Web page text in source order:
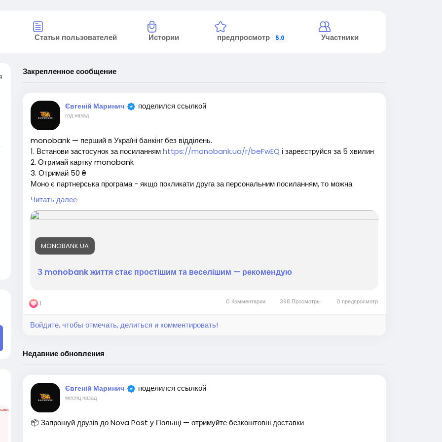
Статьи пользователей Истории предпросмотр 5.0 Участники
Закрепленное сообщение
Євгеній Маринич поделился ссылкой
год назад
monobank — перший в Україні банкінг без відділень.
1. Встанови застосунок за посиланнямhttps://monobank.ua/r/beFwEQ і зареєструйся за 5 хвилин
2. Отримай картку monobank
3. Отримай 50 ₴
Моно є партнерська програма - якщо покликати друга за персональним посиланням, то можна
заробити 50 ₴
#заробіток #робота
#партнерськапрограма
#ОнлайнРобота#ПасивнийДохід
Читать далее
MONOBANK.UA
З monobank життя стає простішим та веселішим — рекомендую
1 0 Комментарии 398 Просмотры 0 предпросмотр
Войдите, чтобы отмечать, делиться и комментировать!
Недавние обновления
Євгеній Маринич поделился ссылкой
месяц назад
📦 Запрошуй друзів до Nova Post у Польщі — отримуйте безкоштовні доставки